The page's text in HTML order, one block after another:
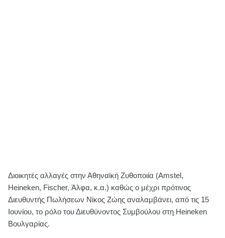
Διοικητές αλλαγές στην Αθηναϊκή Ζυθοποιία (Amstel,
Heineken, Fischer, Άλφα, κ.α.) καθώς ο μέχρι πρότινος
Διευθυντής Πωλήσεων Νίκος Ζώης αναλαμβάνει, από τις 15
Ιουνίου, το ρόλο του Διευθύνοντος Συμβούλου στη Heineken
Βουλγαρίας.